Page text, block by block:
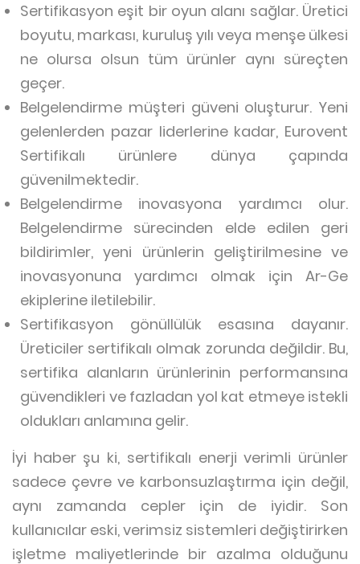
Sertifikasyon eşit bir oyun alanı sağlar. Üretici
boyutu, markası, kuruluş yılı veya menşe ülkesi
ne olursa olsun tüm ürünler aynı süreçten
geçer.
Belgelendirme müşteri güveni oluşturur. Yeni
gelenlerden pazar liderlerine kadar, Eurovent
Sertifikalı ürünlere dünya çapında
güvenilmektedir.
Belgelendirme inovasyona yardımcı olur.
Belgelendirme sürecinden elde edilen geri
bildirimler, yeni ürünlerin geliştirilmesine ve
inovasyonuna yardımcı olmak için Ar-Ge
ekiplerine iletilebilir.
Sertifikasyon gönüllülük esasına dayanır.
Üreticiler sertifikalı olmak zorunda değildir. Bu,
sertifika alanların ürünlerinin performansına
güvendikleri ve fazladan yol kat etmeye istekli
oldukları anlamına gelir.
İyi haber şu ki, sertifikalı enerji verimli ürünler
sadece çevre ve karbonsuzlaştırma için değil,
aynı zamanda cepler için de iyidir. Son
kullanıcılar eski, verimsiz sistemleri değiştirirken
işletme maliyetlerinde bir azalma olduğunu